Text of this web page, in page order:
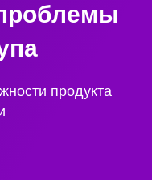
продукта